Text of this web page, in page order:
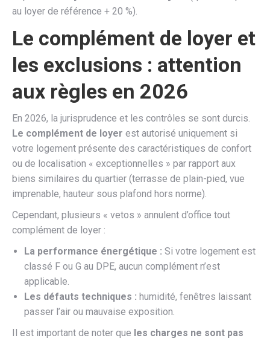
au loyer de référence + 20 %).
Le complément de loyer et
les exclusions : attention
aux règles en 2026
En 2026, la jurisprudence et les contrôles se sont durcis.
Le complément de loyer est autorisé uniquement si
votre logement présente des caractéristiques de confort
ou de localisation « exceptionnelles » par rapport aux
biens similaires du quartier (terrasse de plain-pied, vue
imprenable, hauteur sous plafond hors norme).
Cependant, plusieurs « vetos » annulent d’office tout
complément de loyer :
La performance énergétique : Si votre logement est
classé F ou G au DPE, aucun complément n’est
applicable.
Les défauts techniques : humidité, fenêtres laissant
passer l’air ou mauvaise exposition.
Il est important de noter que les charges ne sont pas